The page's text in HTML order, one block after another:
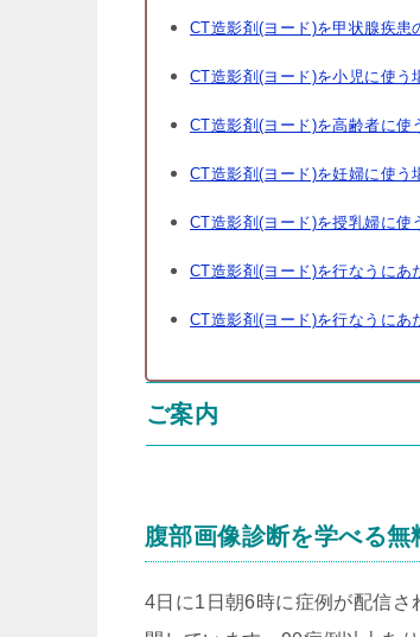
CT造影剤(ヨード)を甲状腺疾患
CT造影剤(ヨード)を小児に使う
CT造影剤(ヨード)を高齢者に使
CT造影剤(ヨード)を妊婦に使う
CT造影剤(ヨード)を授乳婦に使
CT造影剤(ヨード)を行なうにあ
CT造影剤(ヨード)を行なうにあ
ご案内
腹部画像診断を学べる無
4日に1日朝6時に症例が配信